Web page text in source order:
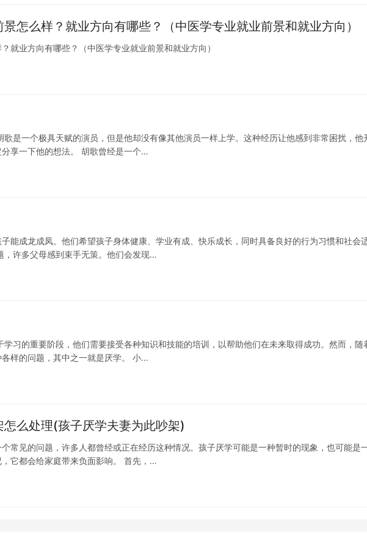
怎么样？就业方向有哪些？（中医学专业就业前景和就业方向）
就业方向有哪些？（中医学专业就业前景和就业方向）
是一个极具天赋的演员，但是他却没有像其他演员一样上学。这种经历让他感到非常困扰，他
享一下他的想法。 胡歌曾经是一个…
能成龙成凤。他们希望孩子身体健康、学业有成、快乐成长，同时具备良好的行为习惯和社会
，许多父母感到束手无策。他们会发现…
习的重要阶段，他们需要接受各种知识和技能的培训，以帮助他们在未来取得成功。然而，随
样的问题，其中之一就是厌学。 小…
么处理(孩子厌学夫妻为此吵架)
常见的问题，许多人都曾经或正在经历这种情况。孩子厌学可能是一种暂时的现象，也可能是
它都会给家庭带来负面影响。 首先，…